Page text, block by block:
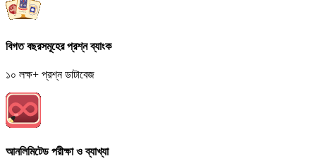
বিগত বছরসমূহের প্রশ্ন ব্যাংক
১০ লক্ষ+ প্রশ্ন ডাটাবেজ
আনলিমিটেড পরীক্ষা ও ব্যাখ্যা